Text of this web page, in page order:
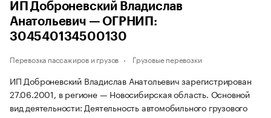
ИП Доброневский Владислав
Анатольевич — ОГРНИП:
304540134500130
Перевозка пассажиров и грузов Грузовые перевозки
ИП Доброневский Владислав Анатольевич зарегистрирован
27.06.2001, в регионе — Новосибирская область. Основной
вид деятельности: Деятельность автомобильного грузового